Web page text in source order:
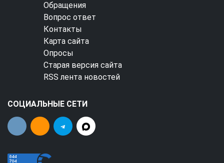
Обращения
Вопрос ответ
Контакты
Карта сайта
Опросы
Старая версия сайта
RSS лента новостей
СОЦИАЛЬНЫЕ СЕТИ